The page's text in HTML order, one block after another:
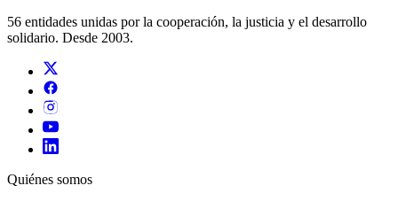
56 entidades unidas por la cooperación, la justicia y el desarrollo
solidario. Desde 2003.
Quiénes somos